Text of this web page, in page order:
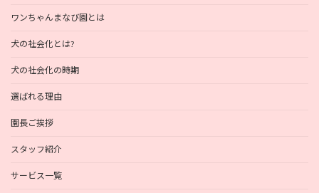
ワンちゃんまなび園とは
犬の社会化とは?
犬の社会化の時期
選ばれる理由
園長ご挨拶
スタッフ紹介
サービス一覧